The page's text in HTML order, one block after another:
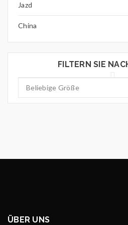
Jazd
China
FILTERN SIE
ÜBER UNS